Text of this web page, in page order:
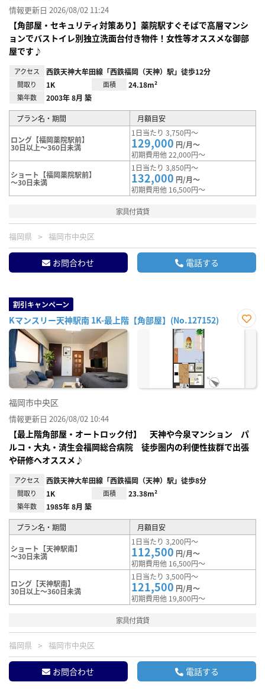
情報更新日 2026/08/02 11:24
【角部屋・セキュリティ対策あり】薬院駅すぐそばで高層マンシ
ョンでバストイレ別独立洗面台付き物件！女性等オススメな御部
屋です♪
アクセス 西鉄天神大牟田線「西鉄福岡（天神）駅」徒歩12分
間取り 1K 面積 24.18m²
築年数 2003年 8月 築
プラン名・期間 月額目安
ロング【福岡薬院駅前】
30日以上～360日未満
1日当たり 3,750円～
129,000 円/月～
初期費用他 22,000円～
ショート【福岡薬院駅前】
～30日未満
1日当たり 3,850円～
132,000 円/月～
初期費用他 16,500円～
家具付賃貸
福岡県 福岡市中央区
お問合わせ 電話する
割引キャンペーン
Kマンスリー天神駅南 1K-最上階【角部屋】(No.127152)
お気
福岡市中央区
情報更新日 2026/08/02 10:44
【最上階角部屋・オートロック付】 天神や今泉マンション パ
ルコ・大丸・済生会福岡総合病院 徒歩圏内の利便性抜群で出張
や研修へオススメ♪
アクセス 西鉄天神大牟田線「西鉄福岡（天神）駅」徒歩8分
間取り 1K 面積 23.38m²
築年数 1985年 8月 築
プラン名・期間 月額目安
ショート【天神駅南】
～30日未満
1日当たり 3,200円～
112,500 円/月～
初期費用他 16,500円～
ロング【天神駅南】
30日以上～360日未満
1日当たり 3,500円～
121,500 円/月～
初期費用他 19,800円～
家具付賃貸
福岡県 福岡市中央区
お問合わせ 電話する